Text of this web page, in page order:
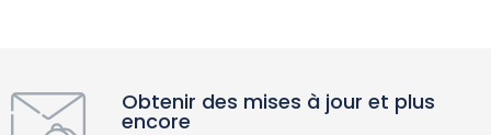
Obtenir des mises à jour et plus
encore